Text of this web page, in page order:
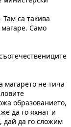
са такива
Само
магарето не тича
образованието,
да го яхнат и
дай да го сложим